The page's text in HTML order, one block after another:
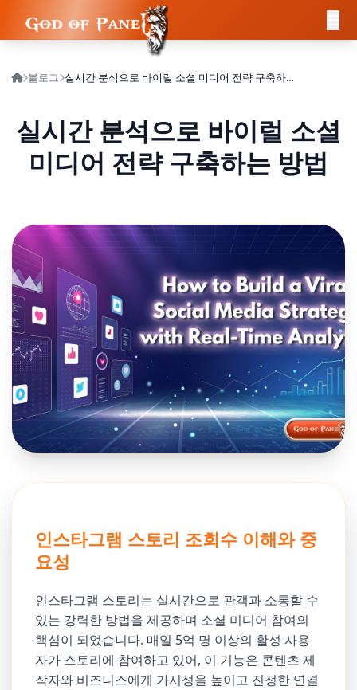
블로그 실시간 분석으로 바이럴 소셜 미디어 전략 구축하는 방법
실시간 분석으로 바이럴 소셜
미디어 전략 구축하는 방법
인스타그램 스토리 조회수 이해와 중
요성
인스타그램 스토리는 실시간으로 관객과 소통할 수
있는 강력한 방법을 제공하며 소셜 미디어 참여의
핵심이 되었습니다. 매일 5억 명 이상의 활성 사용
자가 스토리에 참여하고 있어, 이 기능은 콘텐츠 제
작자와 비즈니스에게 가시성을 높이고 진정한 연결